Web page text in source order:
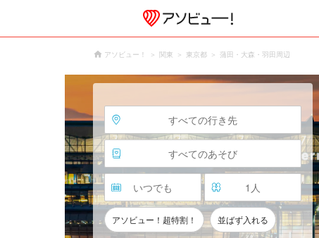
アソビュー！ 関東 東京都 蒲田・大森・羽田周辺
すべての行き先
すべてのあそび
いつでも 1 人
アソビュー！超特割！ 並ばず入れる